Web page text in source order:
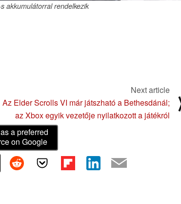
akkumulátorral rendelkezik
Next article
Az Elder Scrolls VI már játszható a Bethesdánál;
az Xbox egyik vezetője nyilatkozott a játékról
a preferred
on Google